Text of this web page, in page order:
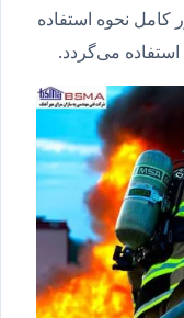
نحوه استفاده
می‌گردد.